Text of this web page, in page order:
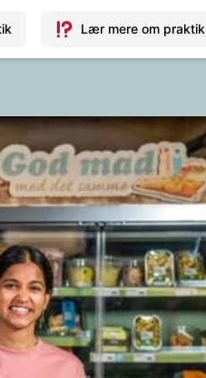
Lær mere om praktik